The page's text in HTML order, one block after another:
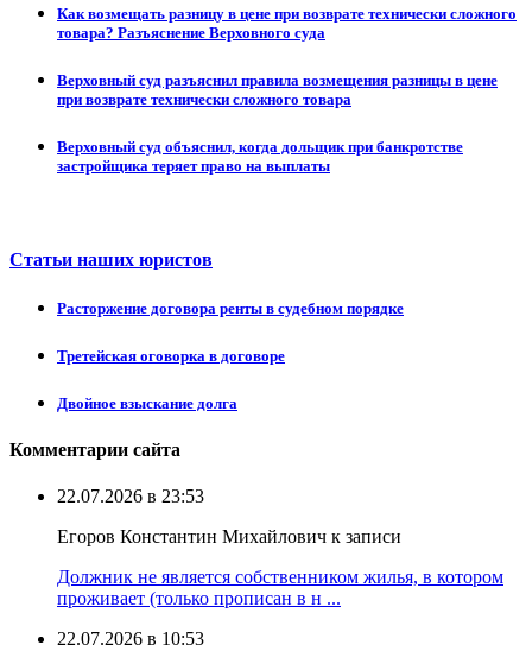
Как возмещать разницу в цене при возврате технически сложного
товара? Разъяснение Верховного суда
Верховный суд разъяснил правила возмещения разницы в цене
при возврате технически сложного товара
Верховный суд объяснил, когда дольщик при банкротстве
застройщика теряет право на выплаты
Статьи наших юристов
Расторжение договора ренты в судебном порядке
Третейская оговорка в договоре
Двойное взыскание долга
Комментарии сайта
22.07.2026 в 23:53
Егоров Константин Михайлович к записи
Должник не является собственником жилья, в котором
проживает (только прописан в н ...
22.07.2026 в 10:53